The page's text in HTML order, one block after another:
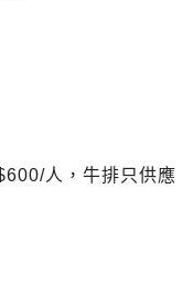
人，牛排只供應